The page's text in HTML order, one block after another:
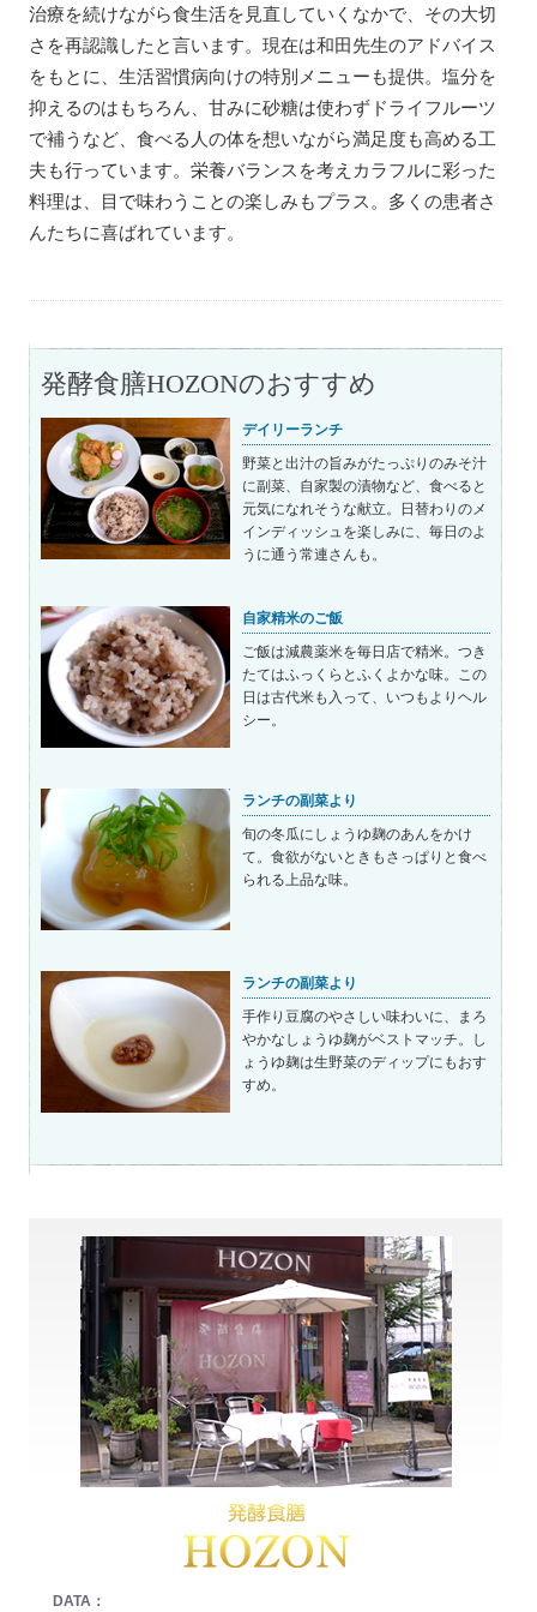
治療を続けながら食生活を見直していくなかで、その大切
さを再認識したと言います。現在は和田先生のアドバイス
をもとに、生活習慣病向けの特別メニューも提供。塩分を
抑えるのはもちろん、甘みに砂糖は使わずドライフルーツ
で補うなど、食べる人の体を想いながら満足度も高める工
夫も行っています。栄養バランスを考えカラフルに彩った
料理は、目で味わうことの楽しみもプラス。多くの患者さ
んたちに喜ばれています。
発酵食膳HOZONのおすすめ
デイリーランチ
野菜と出汁の旨みがたっぷりのみそ汁
に副菜、自家製の漬物など、食べると
元気になれそうな献立。日替わりのメ
インディッシュを楽しみに、毎日のよ
うに通う常連さんも。
自家精米のご飯
ご飯は減農薬米を毎日店で精米。つき
たてはふっくらとふくよかな味。この
日は古代米も入って、いつもよりヘル
シー。
ランチの副菜より
旬の冬瓜にしょうゆ麹のあんをかけ
て。食欲がないときもさっぱりと食べ
られる上品な味。
ランチの副菜より
手作り豆腐のやさしい味わいに、まろ
やかなしょうゆ麹がベストマッチ。し
ょうゆ麹は生野菜のディップにもおす
すめ。
DATA：